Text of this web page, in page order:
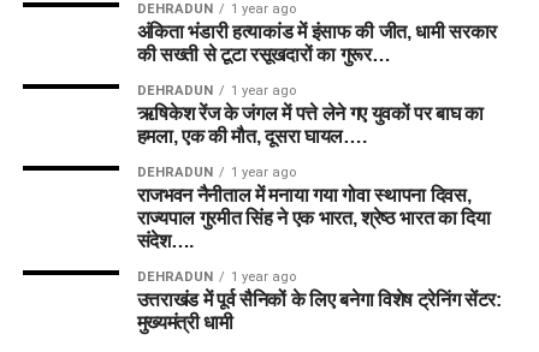
DEHRADUN 1 year ago
अंकिता भंडारी हत्याकांड में इंसाफ की जीत, धामी सरकार
की सख्ती से टूटा रसूखदारों का गुरूर…
DEHRADUN 1 year ago
ऋषिकेश रेंज के जंगल में पत्ते लेने गए युवकों पर बाघ का
हमला, एक की मौत, दूसरा घायल….
DEHRADUN 1 year ago
राजभवन नैनीताल में मनाया गया गोवा स्थापना दिवस,
राज्यपाल गुरमीत सिंह ने एक भारत, श्रेष्ठ भारत का दिया
संदेश….
DEHRADUN 1 year ago
उत्तराखंड में पूर्व सैनिकों के लिए बनेगा विशेष ट्रेनिंग सेंटर:
मुख्यमंत्री धामी